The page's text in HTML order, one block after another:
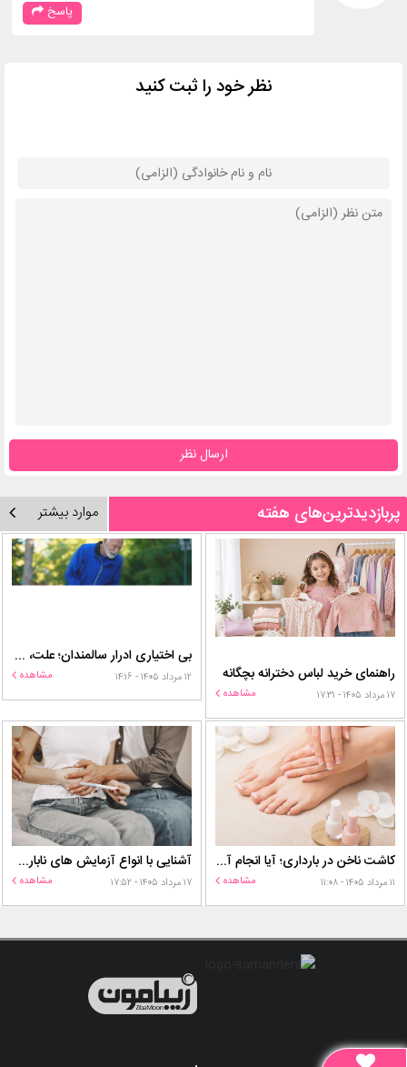
پاسخ
نظر خود را ثبت کنید
ارسال نظر
پربازدیدترین‌های هفته موارد بیشتر
راهنمای خرید لباس دخترانه بچگانه
۱۷ مرداد ۱۴۰۵ - ۱۷:۳۱ مشاهده
بی اختیاری ادرار سالمندان؛ علت، درمان و روش‌های کنترل در منزل
۱۲ مرداد ۱۴۰۵ - ۱۴:۱۶ مشاهده
کاشت ناخن در بارداری؛ آیا انجام آن برای مادر و جنین خطر دارد؟
۱۱ مرداد ۱۴۰۵ - ۱۱:۰۸ مشاهده
آشنایی با انواع آزمایش های ناباروری
۱۷ مرداد ۱۴۰۵ - ۱۷:۵۲ مشاهده